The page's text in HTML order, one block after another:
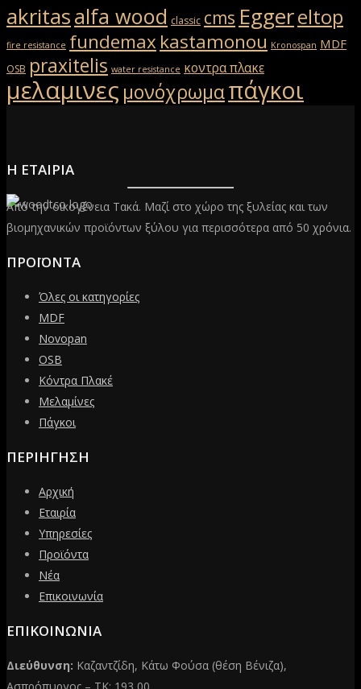
akritasalfa wood classic cms Eggereltop
fire resistance fundemax kastamonou Kronospan MDF
OSB praxitelis water resistance κοντρα πλακε
μελαμινες μονόχρωμαπάγκοι
Η ΕΤΑΙΡΙΑ
Από την οικογένεια Τακά. Μαζί στο χώρο της ξυλείας και των
βιομηχανικών προϊόντων ξύλου για περισσότερα από 50 χρόνια.
ΠΡΟΪΟΝΤΑ
Όλες οι κατηγορίες
MDF
Novopan
OSB
Κόντρα Πλακέ
Μελαμίνες
Πάγκοι
ΠΕΡΙΗΓΗΣΗ
Αρχική
Εταιρία
Υπηρεσίες
Προϊόντα
Νέα
Επικοινωνία
ΕΠΙΚΟΙΝΩΝΙΑ
Διεύθυνση: Καζαντζίδη, Κάτω Φούσα (θέση Βένιζα),